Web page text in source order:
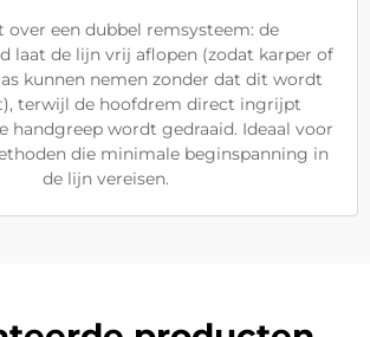
over een dubbel remsysteem: de
laat de lijn vrij aflopen (zodat karper of
kunnen nemen zonder dat dit wordt
terwijl de hoofdrem direct ingrijpt
handgreep wordt gedraaid. Ideaal voor
die minimale beginspanning in
de lijn vereisen.